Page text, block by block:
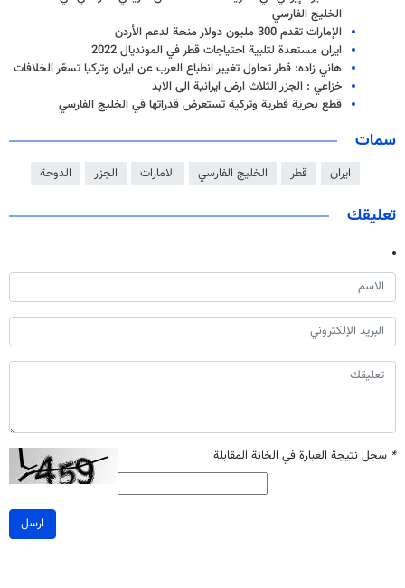
الخليج الفارسي
الإمارات تقدم 300 مليون دولار منحة لدعم الأردن
ايران مستعدة لتلبية احتياجات قطر في المونديال 2022
هاني زاده: قطر تحاول تغيير انطباع العرب عن ايران وتركيا تسعّر الخلافات
خزاعي : الجزر الثلاث ارض ايرانية الى الابد
قطع بحرية قطرية وتركية تستعرض قدراتها في الخليج الفارسي
سمات
ايران قطر الخليج الفارسي الامارات الجزر الدوحة
تعليقك
* سجل نتيجة العبارة في الخانة المقابلة
ارسل